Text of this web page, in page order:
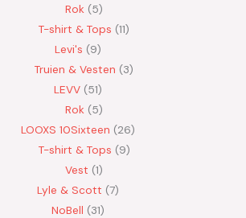
Rok
5
T-shirt & Tops 11
Levi's
9
Truien & Vesten
3
LEVV 51
Rok
5
LOOXS 10Sixteen
26
T-shirt & Tops 9
Vest 1
Lyle & Scott 7
NoBell
31